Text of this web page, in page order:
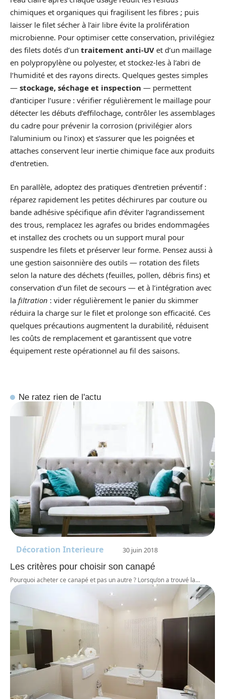
chimiques et organiques qui fragilisent les fibres ; puis
laisser le filet sécher à l’air libre évite la prolifération
microbienne. Pour optimiser cette conservation, privilégiez
des filets dotés d’un traitement anti-UV et d’un maillage
en polypropylène ou polyester, et stockez-les à l’abri de
l’humidité et des rayons directs. Quelques gestes simples
— stockage, séchage et inspection — permettent
d’anticiper l’usure : vérifier régulièrement le maillage pour
détecter les débuts d’effilochage, contrôler les assemblages
du cadre pour prévenir la corrosion (privilégier alors
l’aluminium ou l’inox) et s’assurer que les poignées et
attaches conservent leur inertie chimique face aux produits
d’entretien.
En parallèle, adoptez des pratiques d’entretien préventif :
réparez rapidement les petites déchirures par couture ou
bande adhésive spécifique afin d’éviter l’agrandissement
des trous, remplacez les agrafes ou brides endommagées
et installez des crochets ou un support mural pour
suspendre les filets et préserver leur forme. Pensez aussi à
une gestion saisonnière des outils — rotation des filets
selon la nature des déchets (feuilles, pollen, débris fins) et
conservation d’un filet de secours — et à l’intégration avec
la filtration : vider régulièrement le panier du skimmer
réduira la charge sur le filet et prolonge son efficacité. Ces
quelques précautions augmentent la durabilité, réduisent
les coûts de remplacement et garantissent que votre
équipement reste opérationnel au fil des saisons.
Ne ratez rien de l'actu
Décoration Interieure 30 juin 2018
Les critères pour choisir son canapé
Pourquoi acheter ce canapé et pas un autre ? Lorsqu’on a trouvé la…